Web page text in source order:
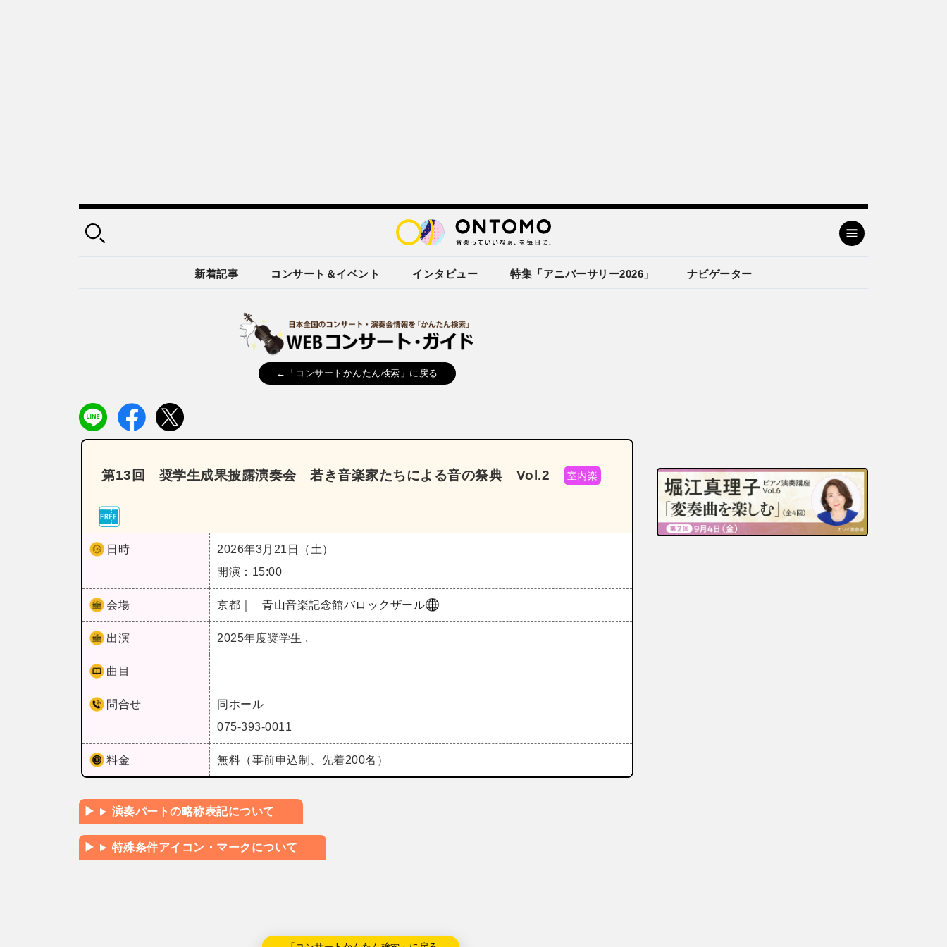
新着記事 コンサート＆イベント インタビュー 特集「アニバーサリー2026」 ナビゲーター
←「コンサートかんたん検索」に戻る
第13回 奨学生成果披露演奏会 若き音楽家たちによる音の祭典 Vol.2 室内楽
日時
2026年3月21日（土）
開演：15:00
会場 京都｜ 青山音楽記念館バロックザール
出演 2025年度奨学生 ,
曲目
問合せ
同ホール
075-393-0011
料金 無料（事前申込制、先着200名）
演奏パートの略称表記について
特殊条件アイコン・マークについて